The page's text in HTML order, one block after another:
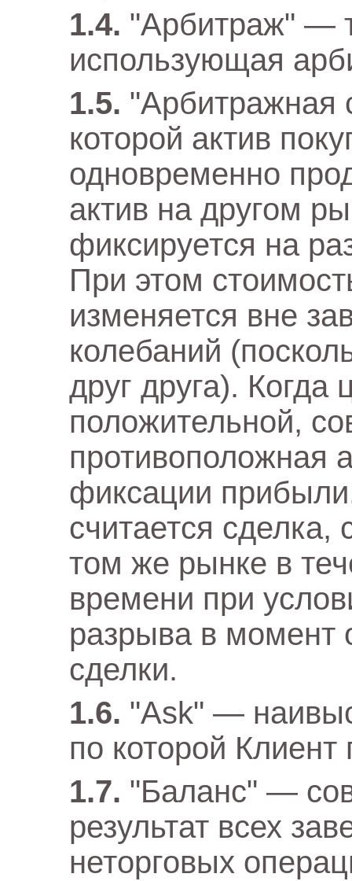
"Арбитраж" —
использующая
"Арбитражная
которой актив
одновременно
актив на другом
фиксируется на
При этом
изменяется вне
колебаний
друг друга). Когда
положительной,
противоположная
фиксации
считается
том же рынке в
времени при
разрыва в момент
сделки.
"Ask" —
по которой Клиент
"Баланс" —
результат всех
неторговых